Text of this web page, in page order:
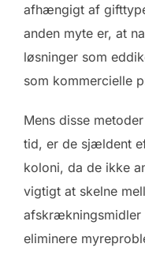
afhængigt af
anden myte er, at
løsninger som
som kommercielle
Mens disse
tid, er de sjældent
koloni, da de ikke
vigtigt at skelne
afskrækningsmidler
eliminere